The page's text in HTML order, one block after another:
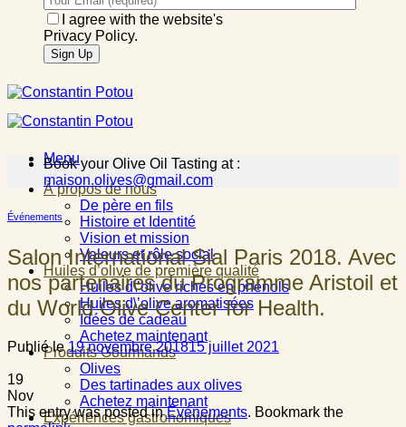
I agree with the website's
Privacy Policy.
Menu
À propos de nous
De père en fils
Histoire et Identité
Vision et mission
Valeurs et rôle social
Huiles d’olive de première qualité
Huiles d\’olive riches en phénols
Huiles d\’olive aromatisées
Idées de cadeau
Achetez maintenant
Produits Gourmands
Olives
Des tartinades aux olives
Achetez maintenant
Expériences gastronomiques
Book your Olive Oil Tasting at :
maison.olives@gmail.com
Événements
Salon International Sial Paris 2018. Avec
nos partenaires du Programme Aristoil et
du World Olive Center for Health.
Publié le19 novembre 201815 juillet 2021
19
Nov
This entry was posted inÉvénements. Bookmark the